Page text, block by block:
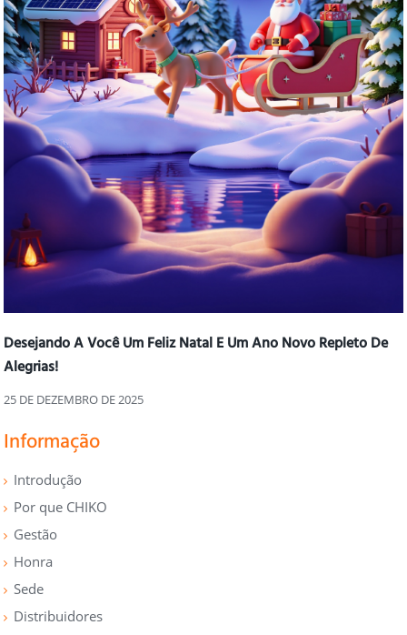
Desejando A Você Um Feliz Natal E Um Ano Novo Repleto De
Alegrias!
25 DE DEZEMBRO DE 2025
Informação
Introdução
Por que CHIKO
Gestão
Honra
Sede
Distribuidores